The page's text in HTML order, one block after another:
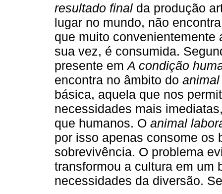
resultado final da produção
lugar no mundo, não
que muito
sua vez, é consumida.
presente emA condição
encontra no âmbito do
básica, aquela que nos
necessidades mais
que humanos. O animal
por isso apenas consome os
sobrevivência. O problema
transformou a cultura em um
necessidades da diversão.